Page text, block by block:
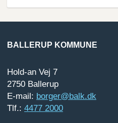
BALLERUP KOMMUNE
Hold-an Vej 7
2750 Ballerup
E-mail: borger@balk.dk
Tlf.: 4477 2000